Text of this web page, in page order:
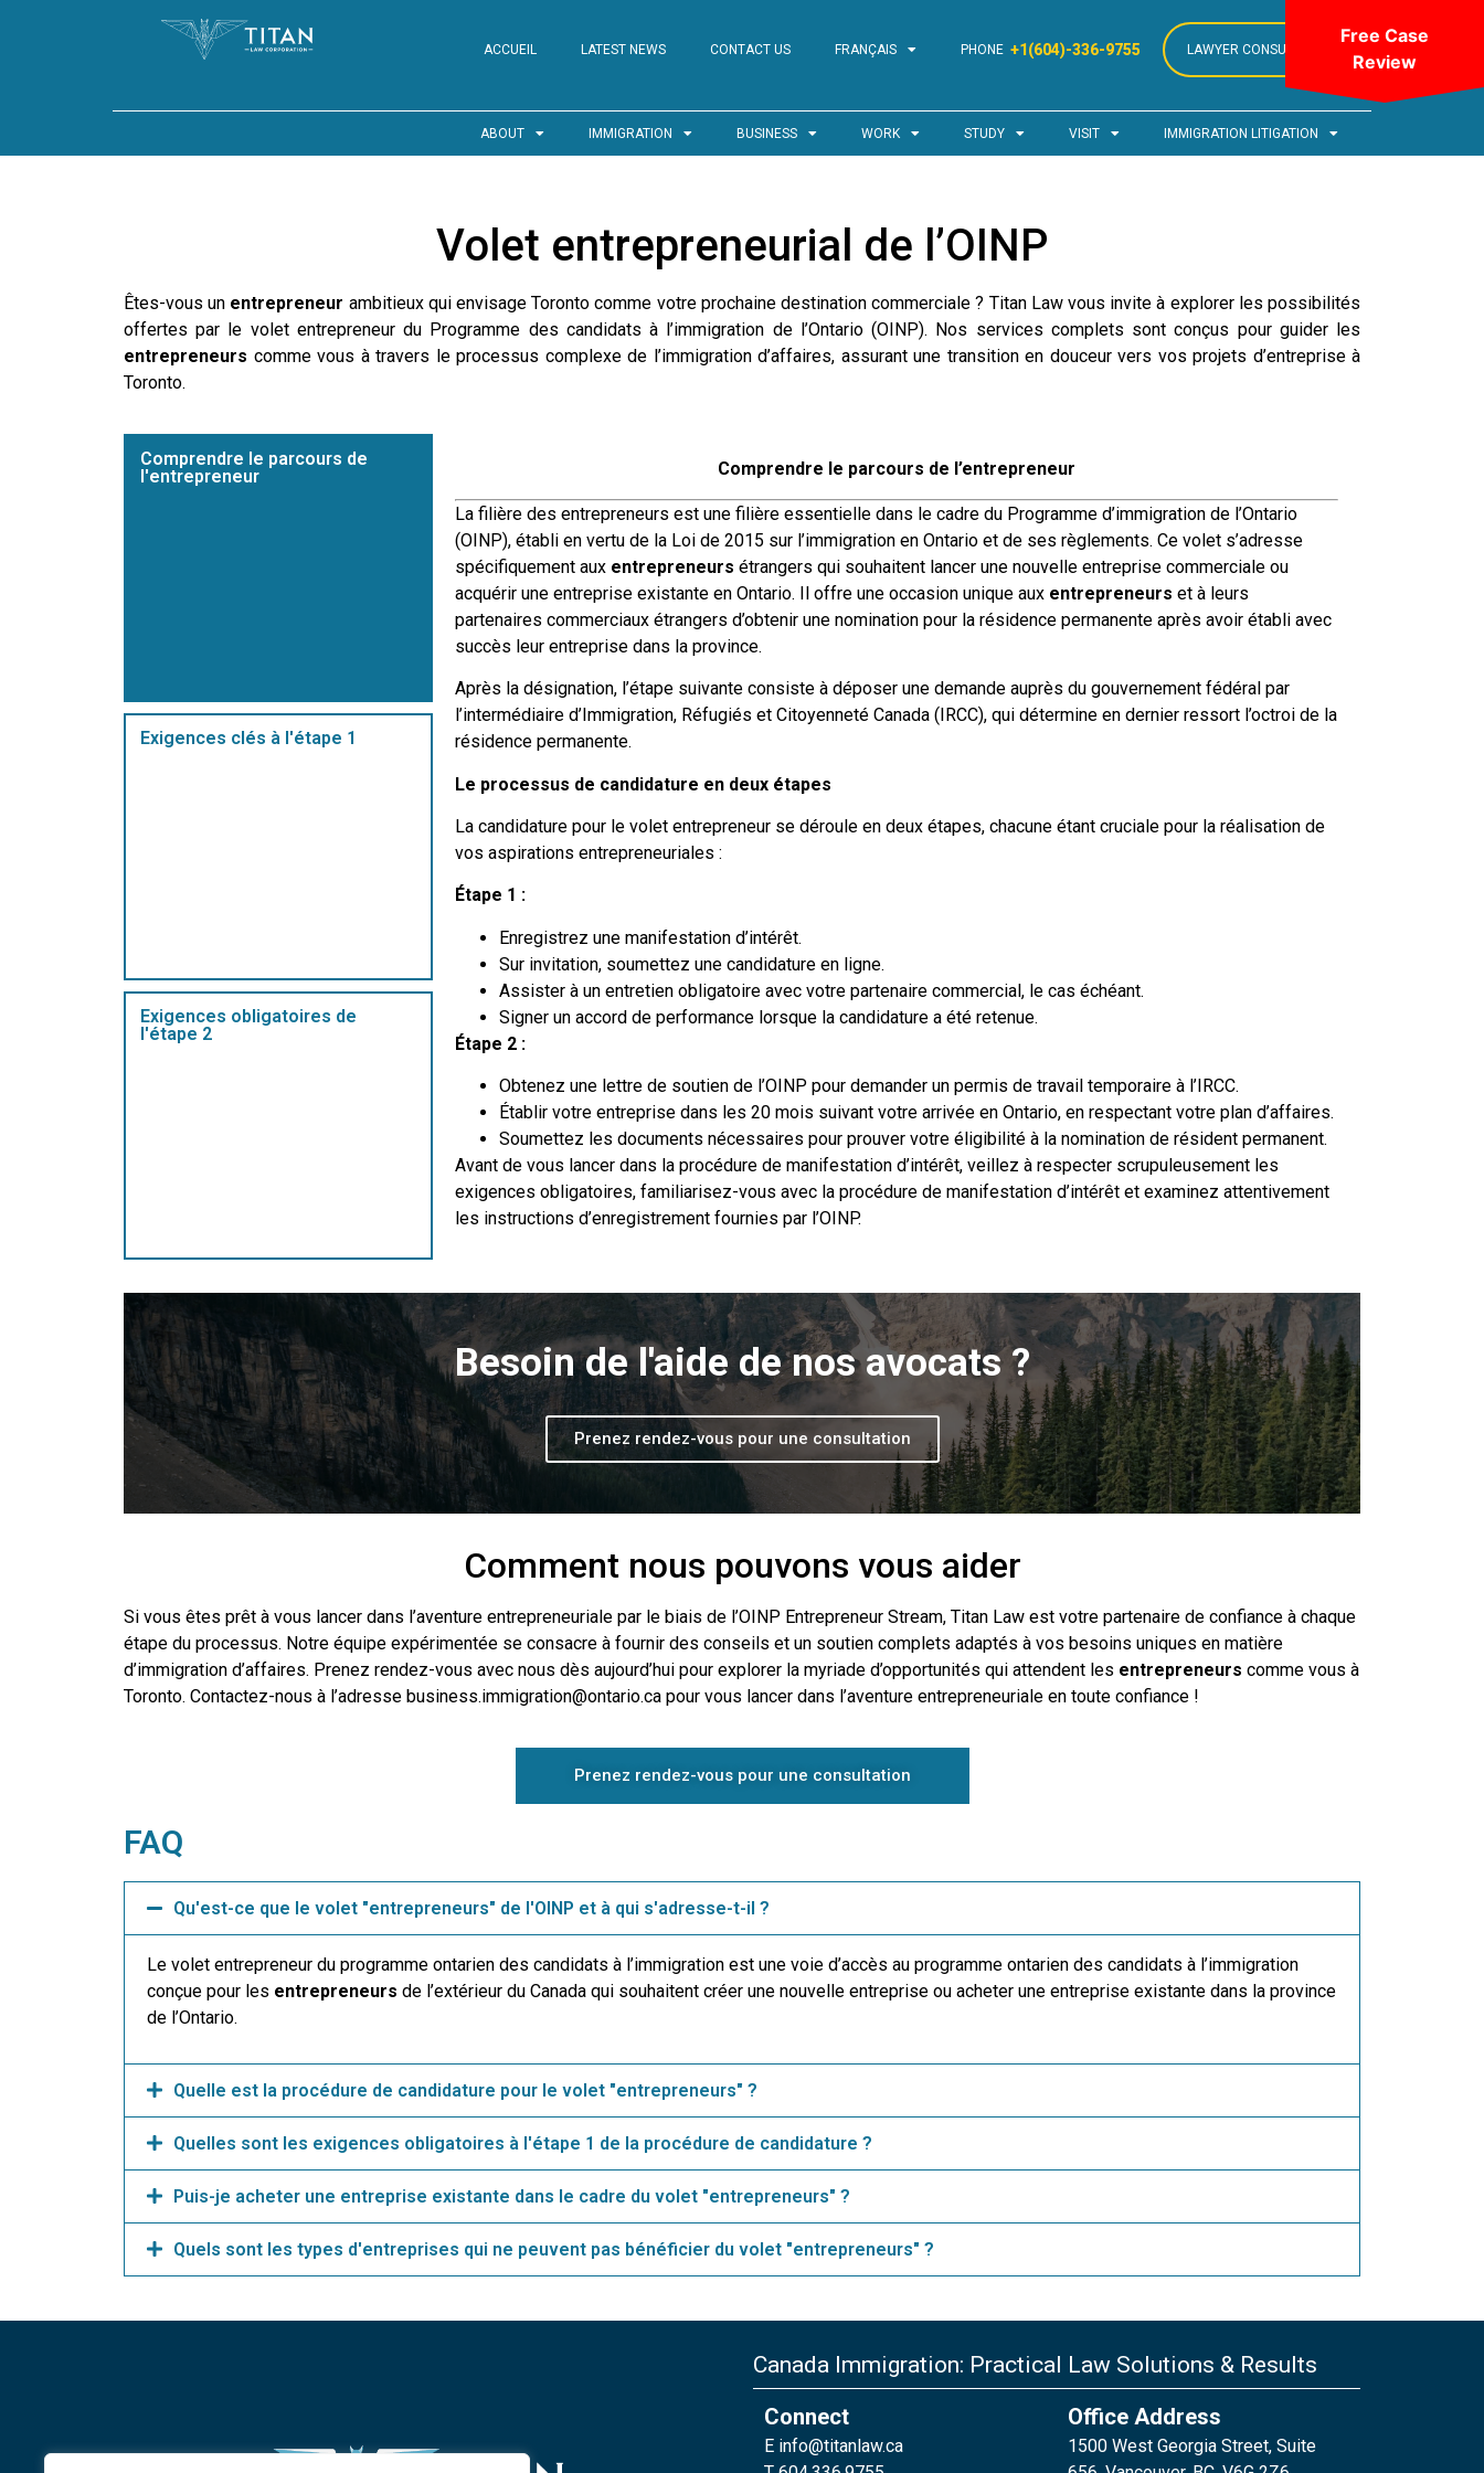
ACCUEIL LATEST NEWS CONTACT US FRANÇAIS PHONE +1(604)-336-9755 LAWYER CONSULTATION
ABOUT IMMIGRATION BUSINESS WORK STUDY VISIT IMMIGRATION LITIGATION
Volet entrepreneurial de l’OINP
Êtes-vous un entrepreneur ambitieux qui envisage Toronto comme votre prochaine destination commerciale ? Titan Law vous invite à explorer les possibilités
offertes par le volet entrepreneur du Programme des candidats à l’immigration de l’Ontario (OINP). Nos services complets sont conçus pour guider les
entrepreneurs comme vous à travers le processus complexe de l’immigration d’affaires, assurant une transition en douceur vers vos projets d’entreprise à
Toronto.
Comprendre le parcours de
l'entrepreneur
Exigences clés à l'étape 1
Exigences obligatoires de
l'étape 2
Comprendre le parcours de l’entrepreneur
La filière des entrepreneurs est une filière essentielle dans le cadre du Programme d’immigration de l’Ontario
(OINP), établi en vertu de la Loi de 2015 sur l’immigration en Ontario et de ses règlements. Ce volet s’adresse
spécifiquement aux entrepreneurs étrangers qui souhaitent lancer une nouvelle entreprise commerciale ou
acquérir une entreprise existante en Ontario. Il offre une occasion unique aux entrepreneurs et à leurs
partenaires commerciaux étrangers d’obtenir une nomination pour la résidence permanente après avoir établi avec
succès leur entreprise dans la province.
Après la désignation, l’étape suivante consiste à déposer une demande auprès du gouvernement fédéral par
l’intermédiaire d’Immigration, Réfugiés et Citoyenneté Canada (IRCC), qui détermine en dernier ressort l’octroi de la
résidence permanente.
Le processus de candidature en deux étapes
La candidature pour le volet entrepreneur se déroule en deux étapes, chacune étant cruciale pour la réalisation de
vos aspirations entrepreneuriales :
Étape 1 :
Enregistrez une manifestation d’intérêt.
Sur invitation, soumettez une candidature en ligne.
Assister à un entretien obligatoire avec votre partenaire commercial, le cas échéant.
Signer un accord de performance lorsque la candidature a été retenue.
Étape 2 :
Obtenez une lettre de soutien de l’OINP pour demander un permis de travail temporaire à l’IRCC.
Établir votre entreprise dans les 20 mois suivant votre arrivée en Ontario, en respectant votre plan d’affaires.
Soumettez les documents nécessaires pour prouver votre éligibilité à la nomination de résident permanent.
Avant de vous lancer dans la procédure de manifestation d’intérêt, veillez à respecter scrupuleusement les
exigences obligatoires, familiarisez-vous avec la procédure de manifestation d’intérêt et examinez attentivement
les instructions d’enregistrement fournies par l’OINP.
Besoin de l'aide de nos avocats ?
Prenez rendez-vous pour une consultation
Comment nous pouvons vous aider
Si vous êtes prêt à vous lancer dans l’aventure entrepreneuriale par le biais de l’OINP Entrepreneur Stream, Titan Law est votre partenaire de confiance à chaque
étape du processus. Notre équipe expérimentée se consacre à fournir des conseils et un soutien complets adaptés à vos besoins uniques en matière
d’immigration d’affaires. Prenez rendez-vous avec nous dès aujourd’hui pour explorer la myriade d’opportunités qui attendent les entrepreneurs comme vous à
Toronto. Contactez-nous à l’adresse business.immigration@ontario.ca pour vous lancer dans l’aventure entrepreneuriale en toute confiance !
Prenez rendez-vous pour une consultation
FAQ
Qu'est-ce que le volet "entrepreneurs" de l'OINP et à qui s'adresse-t-il ?
Le volet entrepreneur du programme ontarien des candidats à l’immigration est une voie d’accès au programme ontarien des candidats à l’immigration
conçue pour les entrepreneurs de l’extérieur du Canada qui souhaitent créer une nouvelle entreprise ou acheter une entreprise existante dans la province
de l’Ontario.
Quelle est la procédure de candidature pour le volet "entrepreneurs" ?
Quelles sont les exigences obligatoires à l'étape 1 de la procédure de candidature ?
Puis-je acheter une entreprise existante dans le cadre du volet "entrepreneurs" ?
Quels sont les types d'entreprises qui ne peuvent pas bénéficier du volet "entrepreneurs" ?
Canada Immigration: Practical Law Solutions & Results
Connect
E info@titanlaw.ca
Office Address
1500 West Georgia Street, Suite
Free Case
Review